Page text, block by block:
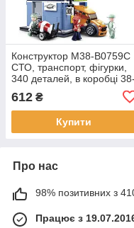
Конструктор M38-B0759C
СТО, транспорт, фігурки,
340 деталей, в коробці 38-
612 ₴
Купити
Про нас
98% позитивних з 410
Працює з